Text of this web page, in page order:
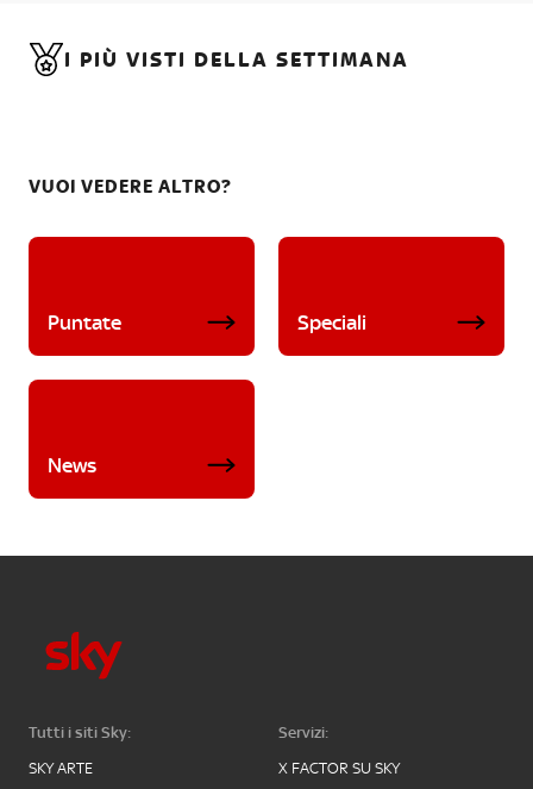
I PIÙ VISTI DELLA SETTIMANA
VUOI VEDERE ALTRO?
Puntate Speciali
News
Tutti i siti Sky:
SKY ARTE
Servizi:
X FACTOR SU SKY